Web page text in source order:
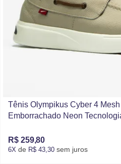
Tênis Olympikus Cyber 4
Emborrachado Neon
R$ 259,80
6X de R$ 43,30 sem juros